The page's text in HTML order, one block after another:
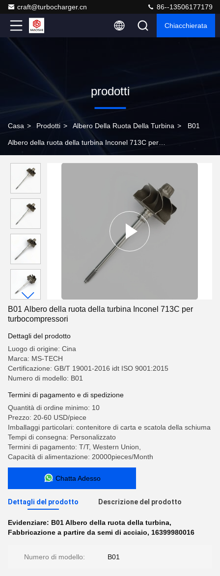
craft@turbocharger.cn 86--13506177179
Chiacchierata
prodotti
Casa > Prodotti > Albero Della Ruota Della Turbina > B01
Albero della ruota della turbina Inconel 713C per
B01 Albero della ruota della turbina Inconel 713C per
turbocompressori
Dettagli del prodotto
Luogo di origine: Cina
Marca: MS-TECH
Certificazione: GB/T 19001-2016 idt ISO 9001:2015
Numero di modello: B01
Termini di pagamento e di spedizione
Quantità di ordine minimo: 10
Prezzo: 20-60 USD/piece
Imballaggi particolari: contenitore di carta e scatola della schiuma
Tempi di consegna: Personalizzato
Termini di pagamento: T/T, Western Union,
Capacità di alimentazione: 20000pieces/Month
Chatta Adesso
Dettagli del prodotto Descrizione del prodotto
Evidenziare: B01 Albero della ruota della turbina,
Fabbricazione a partire da semi di acciaio, 16399980016
Numero di modello: B01